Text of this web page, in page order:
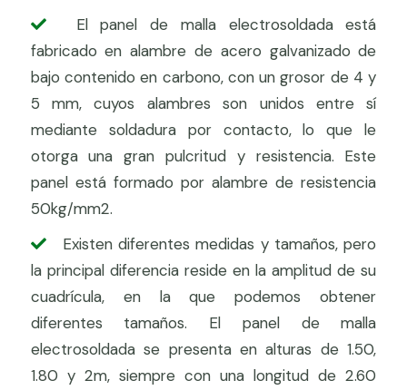
El panel de malla electrosoldada está
fabricado en alambre de acero galvanizado de
bajo contenido en carbono, con un grosor de 4 y
5 mm, cuyos alambres son unidos entre sí
mediante soldadura por contacto, lo que le
otorga una gran pulcritud y resistencia. Este
panel está formado por alambre de resistencia
50kg/mm2.
Existen diferentes medidas y tamaños, pero
la principal diferencia reside en la amplitud de su
cuadrícula, en la que podemos obtener
diferentes tamaños. El panel de malla
electrosoldada se presenta en alturas de 1.50,
1.80 y 2m, siempre con una longitud de 2.60